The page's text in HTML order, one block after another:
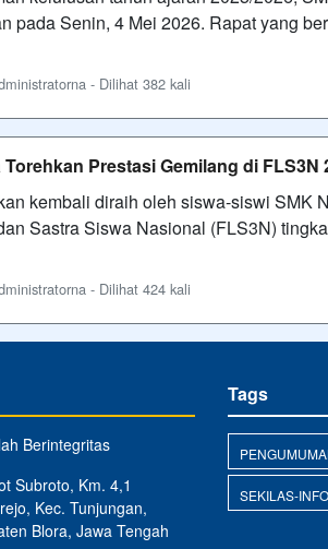
pada Senin, 4 Mei 2026. Rapat yang
- Dilihat 382 kali
Prestasi Gemilang di
kembali diraih oleh siswa-siswi SMK
Sastra Siswa Nasional (FLS3N)
- Dilihat 424 kali
Berintegritas
Subroto, Km. 4,1
Kec. Tunjungan,
Blora, Jawa Tengah
Tags
SEKILAS-INFO